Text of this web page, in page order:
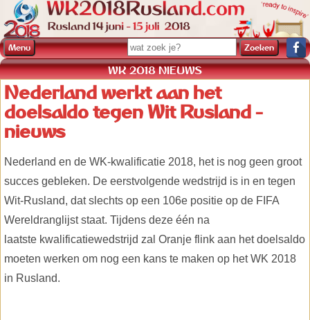
WK 2018 NIEUWS
Nederland werkt aan het
doelsaldo tegen Wit Rusland -
nieuws
Nederland en de WK-kwalificatie 2018, het is nog geen groot
succes gebleken. De eerstvolgende wedstrijd is in en tegen
Wit-Rusland, dat slechts op een 106e positie op de FIFA
Wereldranglijst staat. Tijdens deze één na
laatste kwalificatiewedstrijd zal Oranje flink aan het doelsaldo
moeten werken om nog een kans te maken op het WK 2018
in Rusland.
Menu